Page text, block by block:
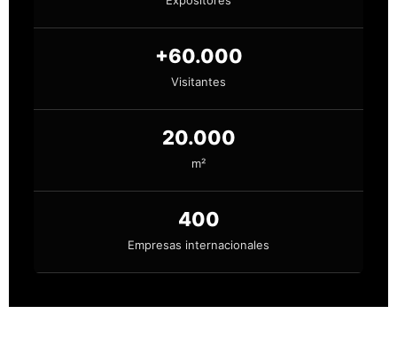
+60.000
Visitantes
20.000
m²
400
Empresas internacionales